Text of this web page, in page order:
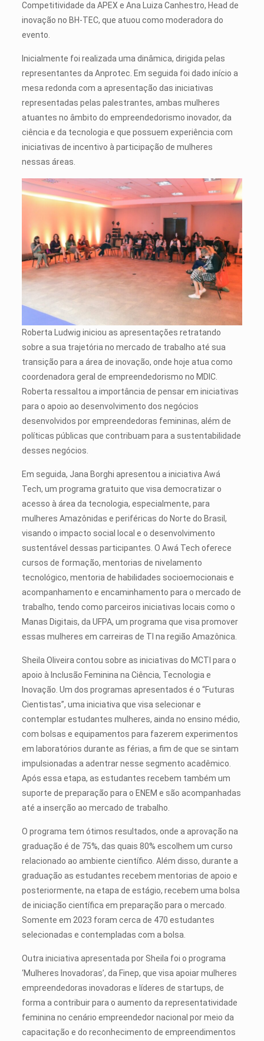
Competitividade da APEX e Ana Luiza Canhestro, Head de
inovação no BH-TEC, que atuou como moderadora do
evento.
Inicialmente foi realizada uma dinâmica, dirigida pelas
representantes da Anprotec. Em seguida foi dado início a
mesa redonda com a apresentação das iniciativas
representadas pelas palestrantes, ambas mulheres
atuantes no âmbito do empreendedorismo inovador, da
ciência e da tecnologia e que possuem experiência com
iniciativas de incentivo à participação de mulheres
nessas áreas.
Roberta Ludwig iniciou as apresentações retratando
sobre a sua trajetória no mercado de trabalho até sua
transição para a área de inovação, onde hoje atua como
coordenadora geral de empreendedorismo no MDIC.
Roberta ressaltou a importância de pensar em iniciativas
para o apoio ao desenvolvimento dos negócios
desenvolvidos por empreendedoras femininas, além de
políticas públicas que contribuam para a sustentabilidade
desses negócios.
Em seguida, Jana Borghi apresentou a iniciativa Awá
Tech, um programa gratuito que visa democratizar o
acesso à área da tecnologia, especialmente, para
mulheres Amazônidas e periféricas do Norte do Brasil,
visando o impacto social local e o desenvolvimento
sustentável dessas participantes. O Awá Tech oferece
cursos de formação, mentorias de nivelamento
tecnológico, mentoria de habilidades socioemocionais e
acompanhamento e encaminhamento para o mercado de
trabalho, tendo como parceiros iniciativas locais como o
Manas Digitais, da UFPA, um programa que visa promover
essas mulheres em carreiras de TI na região Amazônica.
Sheila Oliveira contou sobre as iniciativas do MCTI para o
apoio à Inclusão Feminina na Ciência, Tecnologia e
Inovação. Um dos programas apresentados é o “Futuras
Cientistas”, uma iniciativa que visa selecionar e
contemplar estudantes mulheres, ainda no ensino médio,
com bolsas e equipamentos para fazerem experimentos
em laboratórios durante as férias, a fim de que se sintam
impulsionadas a adentrar nesse segmento acadêmico.
Após essa etapa, as estudantes recebem também um
suporte de preparação para o ENEM e são acompanhadas
até a inserção ao mercado de trabalho.
O programa tem ótimos resultados, onde a aprovação na
graduação é de 75%, das quais 80% escolhem um curso
relacionado ao ambiente científico. Além disso, durante a
graduação as estudantes recebem mentorias de apoio e
posteriormente, na etapa de estágio, recebem uma bolsa
de iniciação científica em preparação para o mercado.
Somente em 2023 foram cerca de 470 estudantes
selecionadas e contempladas com a bolsa.
Outra iniciativa apresentada por Sheila foi o programa
‘Mulheres Inovadoras’, da Finep, que visa apoiar mulheres
empreendedoras inovadoras e líderes de startups, de
forma a contribuir para o aumento da representatividade
feminina no cenário empreendedor nacional por meio da
capacitação e do reconhecimento de empreendimentos